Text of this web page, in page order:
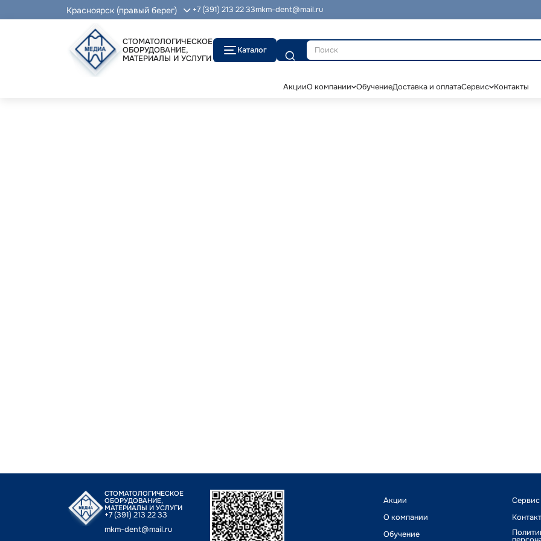
Красноярск (правый берег) +7 (391) 213 22 33mkm-dent@mail.ru
СТОМАТОЛОГИЧЕСКОЕ
ОБОРУДОВАНИЕ,
МАТЕРИАЛЫ И УСЛУГИ
Каталог
Поиск
АкцииО компании ОбучениеДоставка и оплатаСервис Контакты
СТОМАТОЛОГИЧЕСКОЕ
ОБОРУДОВАНИЕ,
МАТЕРИАЛЫ И УСЛУГИ
+7 (391) 213 22 33
mkm-dent@mail.ru
Акции
О компании
Обучение
Сервис